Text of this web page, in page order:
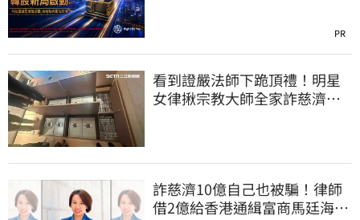
PR
看到證嚴法師下跪頂禮！明星
女律揪宗教大師全家詐慈濟…
詐慈濟10億自己也被騙！律師
借2億給香港通緝富商馬廷海建